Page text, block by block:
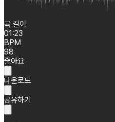
곡 길이
01:23
BPM
98
좋아요
다운로드
공유하기